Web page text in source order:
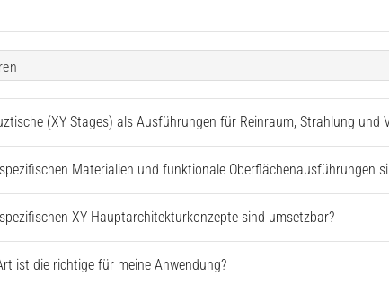
(XY Stages) als Ausführungen für Reinraum, Strahlung und
Materialien und funktionale Oberflächenausführungen
XY Hauptarchitekturkonzepte sind umsetzbar?
ist die richtige für meine Anwendung?